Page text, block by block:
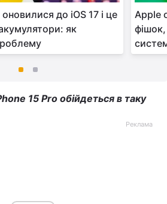
до iOS 17 і це
як
Apple
фішок,
15 Pro обійдеться в таку
Реклама